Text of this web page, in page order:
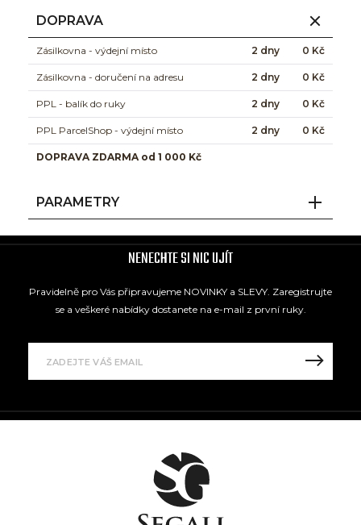
DOPRAVA
Zásilkovna - výdejní místo 2 dny 0 Kč
Zásilkovna - doručení na adresu 2 dny 0 Kč
PPL - balík do ruky 2 dny 0 Kč
PPL ParcelShop - výdejní místo 2 dny 0 Kč
DOPRAVA ZDARMA od 1 000 Kč
PARAMETRY
NENECHTE SI NIC UJÍT
Pravidelně pro Vás připravujeme NOVINKY a SLEVY. Zaregistrujte
se a veškeré nabídky dostanete na e-mail z první ruky.